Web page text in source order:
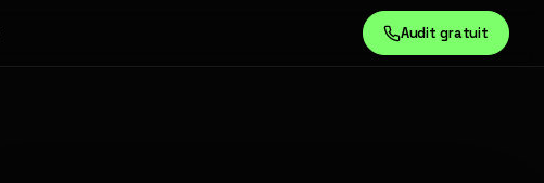
Audit gratuit